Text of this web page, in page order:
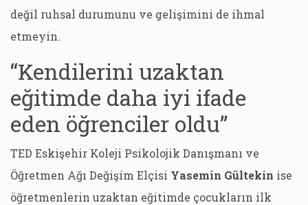
değil ruhsal durumunu ve gelişimini de ihmal
etmeyin.
“Kendilerini uzaktan
eğitimde daha iyi ifade
eden öğrenciler oldu”
TED Eskişehir Koleji Psikolojik Danışmanı ve
Öğretmen Ağı Değişim Elçisi Yasemin Gültekin ise
öğretmenlerin uzaktan eğitimde çocukların ilk